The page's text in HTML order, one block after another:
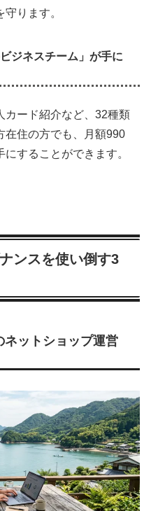
ります。
ジネスチーム」が手に
カード紹介など、32種類
在住の方でも、月額990
することができます。
ンスを使い倒す3
ネットショップ運営